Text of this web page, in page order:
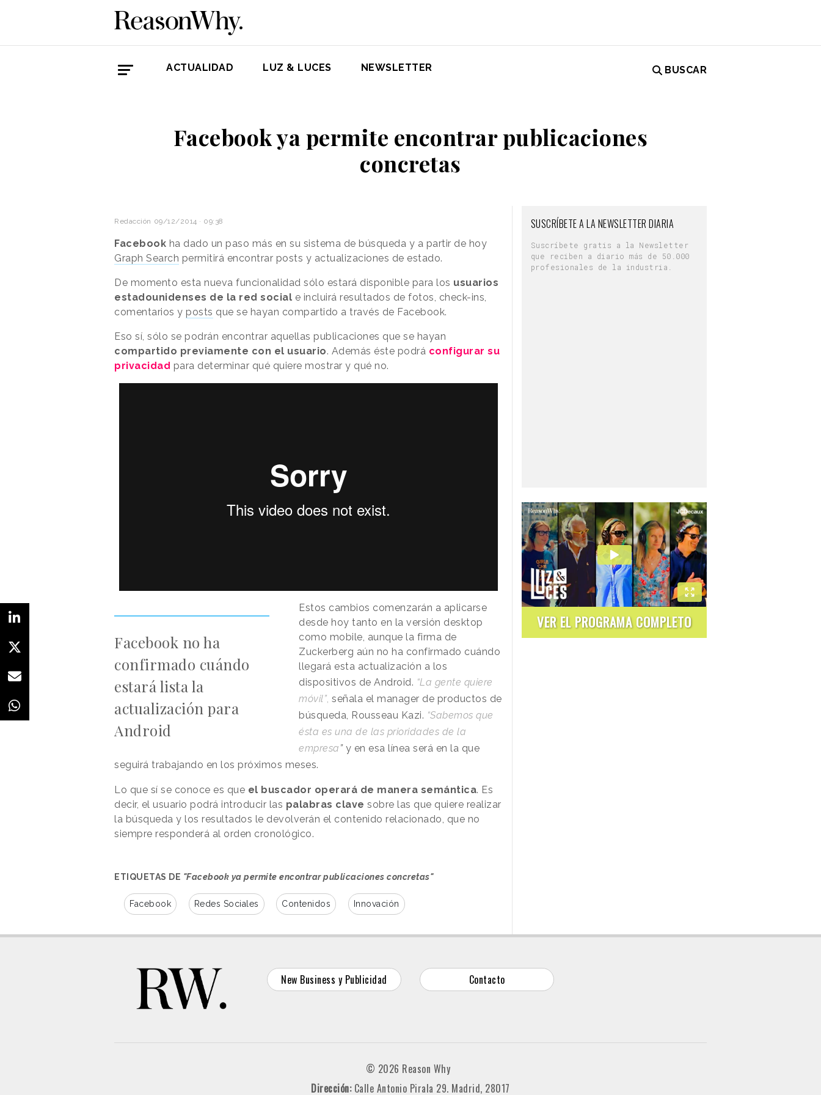
ACTUALIDAD LUZ & LUCES NEWSLETTER BUSCAR
Facebook ya permite encontrar publicaciones
concretas
Redacción 09/12/2014 · 09:38
Facebook ha dado un paso más en su sistema de búsqueda y a partir de hoy
Graph Search permitirá encontrar posts y actualizaciones de estado.
De momento esta nueva funcionalidad sólo estará disponible para los usuarios
estadounidenses de la red social e incluirá resultados de fotos, check-ins,
comentarios y posts que se hayan compartido a través de Facebook.
Eso sí, sólo se podrán encontrar aquellas publicaciones que se hayan
compartido previamente con el usuario. Además éste podrá configurar su
privacidad para determinar qué quiere mostrar y qué no.
Facebook no ha
confirmado cuándo
estará lista la
actualización para
Android
Estos cambios comenzarán a aplicarse
desde hoy tanto en la versión desktop
como mobile, aunque la firma de
Zuckerberg aún no ha confirmado cuándo
llegará esta actualización a los
dispositivos de Android. “La gente quiere
móvil” señala el manager de productos de
búsqueda, Rousseau Kazi. “Sabemos que
ésta es una de las prioridades de la
empresa ” y en esa línea será en la que
seguirá trabajando en los próximos meses.
Lo que sí se conoce es que el buscador operará de manera semántica. Es
decir, el usuario podrá introducir las palabras clave sobre las que quiere realizar
la búsqueda y los resultados le devolverán el contenido relacionado, que no
siempre responderá al orden cronológico.
ETIQUETAS DE "Facebook ya permite encontrar publicaciones concretas"
Facebook Redes Sociales Contenidos Innovación
SUSCRÍBETE A LA NEWSLETTER DIARIA
Suscríbete gratis a la Newsletter
que reciben a diario más de 50.000
profesionales de la industria.
VER EL PROGRAMA COMPLETO
New Business y Publicidad Contacto
© 2026 Reason Why
Dirección: Calle Antonio Pirala 29. Madrid, 28017